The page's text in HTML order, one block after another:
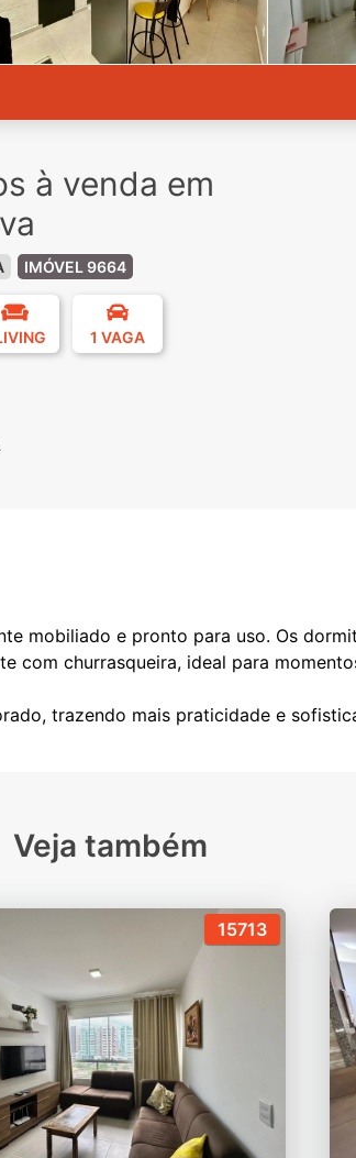
à venda em
IMÓVEL 9664
1 VAGA
mobiliado e pronto para uso. Os
com churrasqueira, ideal para
Veja também
15713